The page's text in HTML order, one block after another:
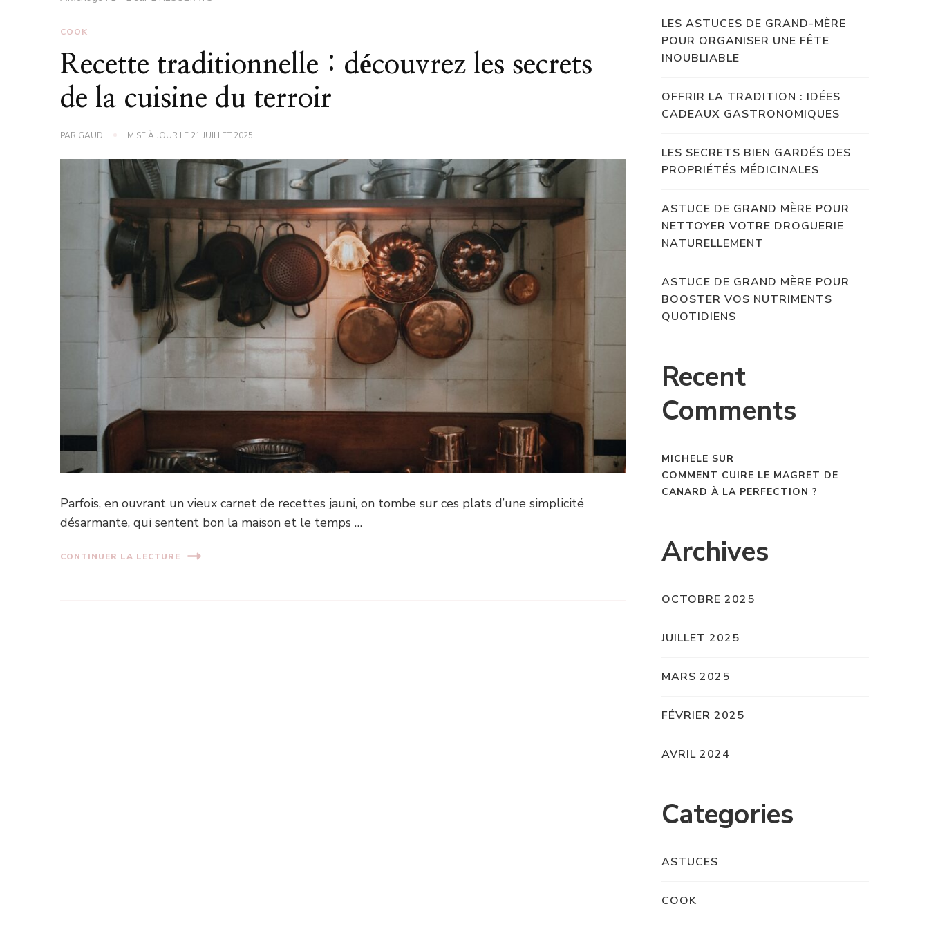
COOK
Recette traditionnelle : découvrez les secrets
de la cuisine du terroir
PAR GAUD MISE À JOUR LE 21 JUILLET 2025
Parfois, en ouvrant un vieux carnet de recettes jauni, on tombe sur ces plats d’une simplicité
désarmante, qui sentent bon la maison et le temps …
CONTINUER LA LECTURE
LES ASTUCES DE GRAND-MÈRE
POUR ORGANISER UNE FÊTE
INOUBLIABLE
OFFRIR LA TRADITION : IDÉES
CADEAUX GASTRONOMIQUES
LES SECRETS BIEN GARDÉS DES
PROPRIÉTÉS MÉDICINALES
ASTUCE DE GRAND MÈRE POUR
NETTOYER VOTRE DROGUERIE
NATURELLEMENT
ASTUCE DE GRAND MÈRE POUR
BOOSTER VOS NUTRIMENTS
QUOTIDIENS
Recent
Comments
MICHELE SUR
COMMENT CUIRE LE MAGRET DE
CANARD À LA PERFECTION ?
Archives
OCTOBRE 2025
JUILLET 2025
MARS 2025
FÉVRIER 2025
AVRIL 2024
Categories
ASTUCES
COOK